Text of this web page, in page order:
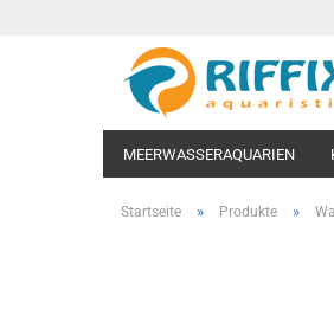
MEERWASSERAQUARIEN
Startseite » Produkte »